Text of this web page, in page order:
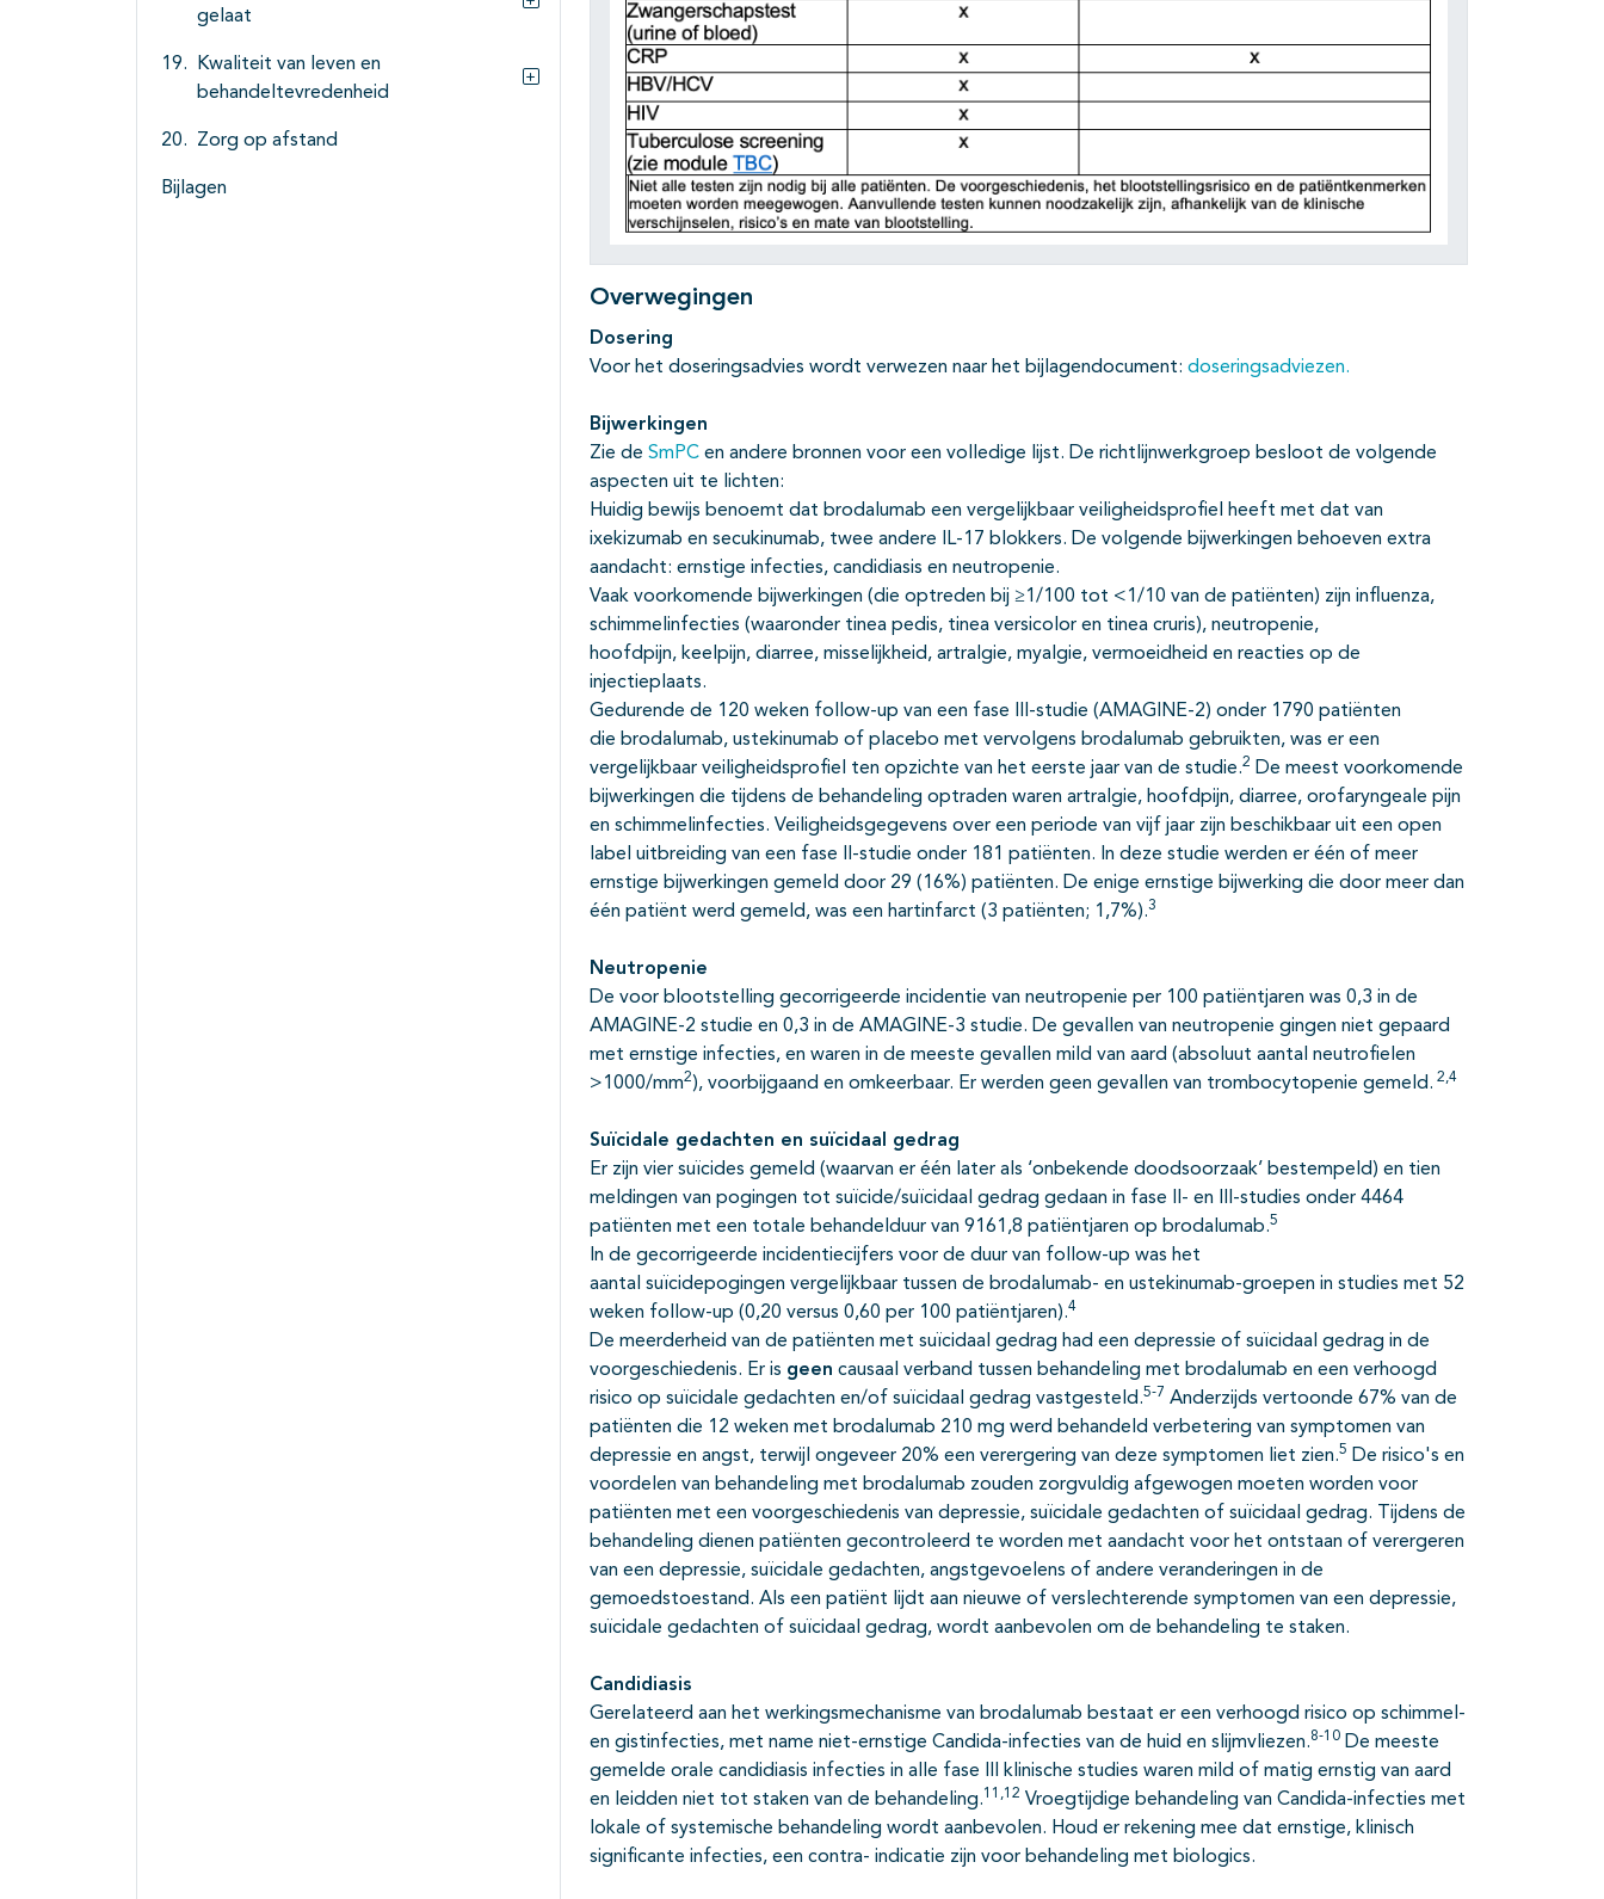
gelaat
Subpagina's open- en dichtklappen
Kwaliteit van leven en
behandeltevredenheid
Subpagina's open- en dichtklappen
Zorg op afstand
Bijlagen
Overwegingen
Dosering
Voor het doseringsadvies wordt verwezen naar het bijlagendocument: doseringsadviezen.
Bijwerkingen
Zie de SmPC en andere bronnen voor een volledige lijst. De richtlijnwerkgroep besloot de volgende
aspecten uit te lichten:
Huidig bewijs benoemt dat brodalumab een vergelijkbaar veiligheidsprofiel heeft met dat van
ixekizumab en secukinumab, twee andere IL-17 blokkers. De volgende bijwerkingen behoeven extra
aandacht: ernstige infecties, candidiasis en neutropenie.
Vaak voorkomende bijwerkingen (die optreden bij ≥1/100 tot <1/10 van de patiënten) zijn influenza,
schimmelinfecties (waaronder tinea pedis, tinea versicolor en tinea cruris), neutropenie,
hoofdpijn, keelpijn, diarree, misselijkheid, artralgie, myalgie, vermoeidheid en reacties op de
injectieplaats.
Gedurende de 120 weken follow-up van een fase III-studie (AMAGINE-2) onder 1790 patiënten
die brodalumab, ustekinumab of placebo met vervolgens brodalumab gebruikten, was er een
vergelijkbaar veiligheidsprofiel ten opzichte van het eerste jaar van de studie.2 De meest voorkomende
bijwerkingen die tijdens de behandeling optraden waren artralgie, hoofdpijn, diarree, orofaryngeale pijn
en schimmelinfecties. Veiligheidsgegevens over een periode van vijf jaar zijn beschikbaar uit een open
label uitbreiding van een fase II-studie onder 181 patiënten. In deze studie werden er één of meer
ernstige bijwerkingen gemeld door 29 (16%) patiënten. De enige ernstige bijwerking die door meer dan
één patiënt werd gemeld, was een hartinfarct (3 patiënten; 1,7%).3
Neutropenie
De voor blootstelling gecorrigeerde incidentie van neutropenie per 100 patiëntjaren was 0,3 in de
AMAGINE-2 studie en 0,3 in de AMAGINE-3 studie. De gevallen van neutropenie gingen niet gepaard
met ernstige infecties, en waren in de meeste gevallen mild van aard (absoluut aantal neutrofielen
>1000/mm2), voorbijgaand en omkeerbaar. Er werden geen gevallen van trombocytopenie gemeld. 2,4
Suïcidale gedachten en suïcidaal gedrag
Er zijn vier suïcides gemeld (waarvan er één later als ‘onbekende doodsoorzaak’ bestempeld) en tien
meldingen van pogingen tot suïcide/suïcidaal gedrag gedaan in fase II- en III-studies onder 4464
patiënten met een totale behandelduur van 9161,8 patiëntjaren op brodalumab.5
In de gecorrigeerde incidentiecijfers voor de duur van follow-up was het
aantal suïcidepogingen vergelijkbaar tussen de brodalumab- en ustekinumab-groepen in studies met 52
weken follow-up (0,20 versus 0,60 per 100 patiëntjaren).4
De meerderheid van de patiënten met suïcidaal gedrag had een depressie of suïcidaal gedrag in de
voorgeschiedenis. Er is geen causaal verband tussen behandeling met brodalumab en een verhoogd
risico op suïcidale gedachten en/of suïcidaal gedrag vastgesteld.5-7 Anderzijds vertoonde 67% van de
patiënten die 12 weken met brodalumab 210 mg werd behandeld verbetering van symptomen van
depressie en angst, terwijl ongeveer 20% een verergering van deze symptomen liet zien.5 De risico's en
voordelen van behandeling met brodalumab zouden zorgvuldig afgewogen moeten worden voor
patiënten met een voorgeschiedenis van depressie, suïcidale gedachten of suïcidaal gedrag. Tijdens de
behandeling dienen patiënten gecontroleerd te worden met aandacht voor het ontstaan of verergeren
van een depressie, suïcidale gedachten, angstgevoelens of andere veranderingen in de
gemoedstoestand. Als een patiënt lijdt aan nieuwe of verslechterende symptomen van een depressie,
suïcidale gedachten of suïcidaal gedrag, wordt aanbevolen om de behandeling te staken.
Candidiasis
Gerelateerd aan het werkingsmechanisme van brodalumab bestaat er een verhoogd risico op schimmel-
en gistinfecties, met name niet-ernstige Candida-infecties van de huid en slijmvliezen.8-10 De meeste
gemelde orale candidiasis infecties in alle fase III klinische studies waren mild of matig ernstig van aard
en leidden niet tot staken van de behandeling.11,12 Vroegtijdige behandeling van Candida-infecties met
lokale of systemische behandeling wordt aanbevolen. Houd er rekening mee dat ernstige, klinisch
significante infecties, een contra- indicatie zijn voor behandeling met biologics.